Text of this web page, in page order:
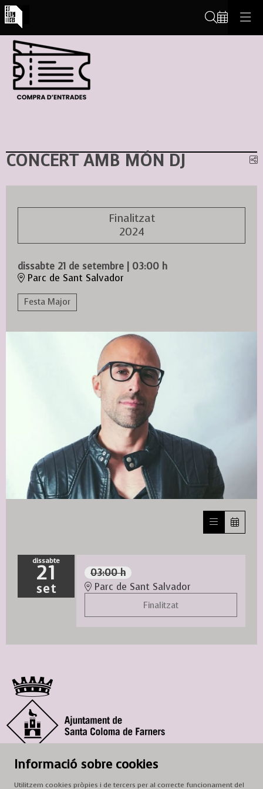
CONCERT AMB MÓN DJ
Finalitzat
2024
dissabte 21 de setembre | 03:00 h
Parc de Sant Salvador
Festa Major
dissabte
21
set
03:00 h
Parc de Sant Salvador
Finalitzat
© Ajuntament de Santa Coloma de Farners
Informació sobre cookies
Utilitzem cookies pròpies i de tercers per al correcte funcionament del